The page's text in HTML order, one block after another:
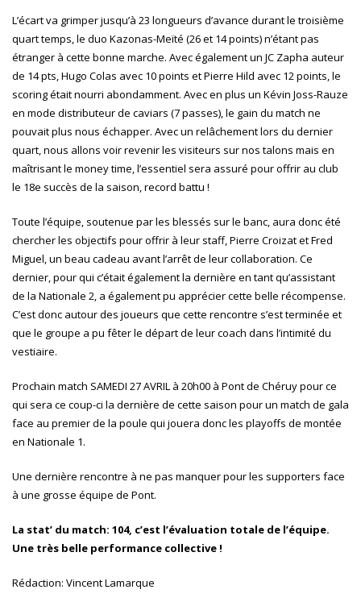
L’écart va grimper jusqu’à 23 longueurs d’avance durant le troisième
quart temps, le duo Kazonas-Meïté (26 et 14 points) n’étant pas
étranger à cette bonne marche. Avec également un JC Zapha auteur
de 14 pts, Hugo Colas avec 10 points et Pierre Hild avec 12 points, le
scoring était nourri abondamment. Avec en plus un Kévin Joss-Rauze
en mode distributeur de caviars (7 passes), le gain du match ne
pouvait plus nous échapper. Avec un relâchement lors du dernier
quart, nous allons voir revenir les visiteurs sur nos talons mais en
maîtrisant le money time, l’essentiel sera assuré pour offrir au club
le 18e succès de la saison, record battu !
Toute l’équipe, soutenue par les blessés sur le banc, aura donc été
chercher les objectifs pour offrir à leur staff,Pierre CroizatetFred
Miguel, un beau cadeau avant l’arrêt de leur collaboration. Ce
dernier, pour qui c’était également la dernière en tant qu’assistant
de la Nationale 2, a également pu apprécier cette belle récompense.
C’est donc autour des joueurs que cette rencontre s’est terminée et
que le groupe a pu fêter le départ de leur coach dans l’intimité du
vestiaire.
Prochain match SAMEDI 27 AVRIL à 20h00 à Pont de Chéruy pour ce
qui sera ce coup-ci la dernière de cette saison pour un match de gala
face au premier de la poule qui jouera donc les playoffs de montée
en Nationale 1.
Une dernière rencontre à ne pas manquer pour les supporters face
à une grosse équipe de Pont.
La stat’ du match: 104, c’est l’évaluation totale de l’équipe.
Une très belle performance collective !
Rédaction: Vincent Lamarque